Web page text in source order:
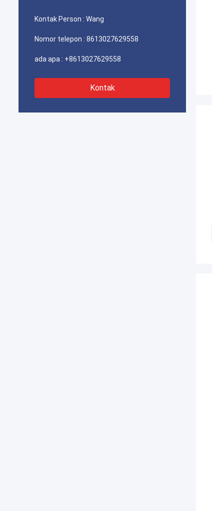
Kontak Person : Wang
Nomor telepon : 8613027629558
ada apa : +8613027629558
Kontak